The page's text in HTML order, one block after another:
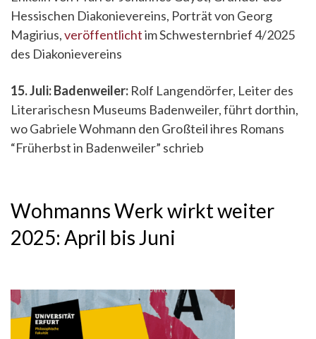
Hessischen Diakonievereins, Porträt von Georg
Magirius,veröffentlichtim Schwesternbrief 4/2025
des Diakonievereins
15. Juli: Badenweiler: Rolf Langendörfer, Leiter des
Literarischesn Museums Badenweiler, führt dorthin,
wo Gabriele Wohmann den Großteil ihres Romans
“Früherbst in Badenweiler” schrieb
Wohmanns Werk wirkt weiter
2025: April bis Juni